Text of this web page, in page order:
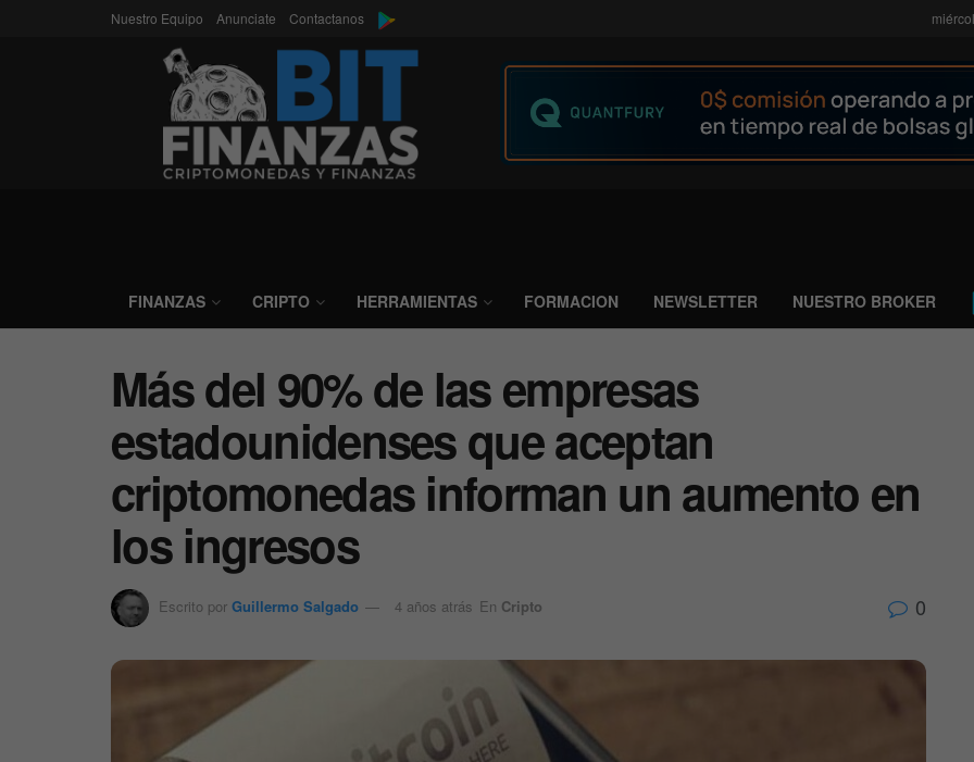
Nuestro Equipo Anunciate Contactanos
FINANZAS CRIPTO HERRAMIENTAS FORMACION NEWSLETTER NUESTRO BROKER
Más del 90% de las empresas
estadounidenses que aceptan
criptomonedas informan un aumento en
los ingresos
Escrito por Guillermo Salgado 4 años atrás En Cripto 0